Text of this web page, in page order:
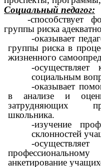
Социальный педагог:
-способствует
группы риска
-оказывает
группы риска в
жизненного
-осуществляет
социальным
-оказывает
в анализе и
затрудняющих
школьника.
-изучение
склонностей
-
анкетирование